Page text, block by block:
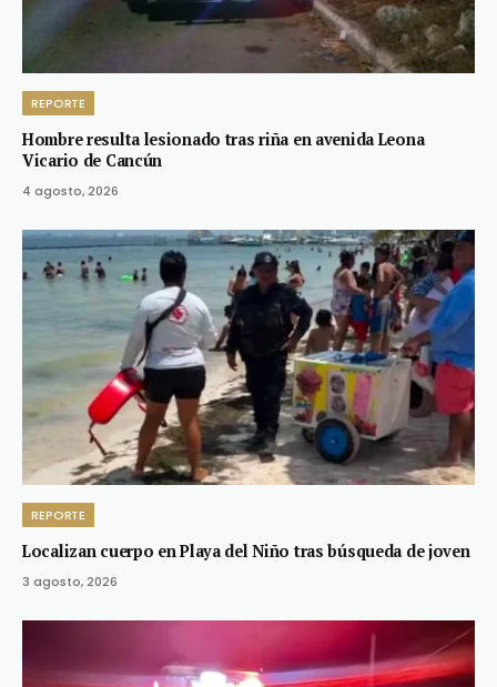
REPORTE
Hombre resulta lesionado tras riña en avenida Leona
Vicario de Cancún
4 agosto, 2026
REPORTE
Localizan cuerpo en Playa del Niño tras búsqueda de joven
3 agosto, 2026